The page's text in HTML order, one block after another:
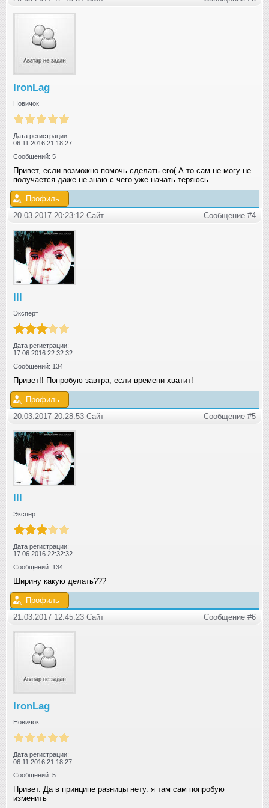
IronLag
Новичок
Дата регистрации:
06.11.2016 21:18:27
Сообщений: 5
Привет, если возможно помочь сделать его( А то сам не могу не
получается даже не знаю с чего уже начать теряюсь.
Профиль
20.03.2017 20:23:12 Сайт
Сообщение #4
lll
Эксперт
Дата регистрации:
17.06.2016 22:32:32
Сообщений: 134
Привет!! Попробую завтра, если времени хватит!
Профиль
20.03.2017 20:28:53 Сайт
Сообщение #5
lll
Эксперт
Дата регистрации:
17.06.2016 22:32:32
Сообщений: 134
Ширину какую делать???
Профиль
21.03.2017 12:45:23 Сайт
Сообщение #6
IronLag
Новичок
Дата регистрации:
06.11.2016 21:18:27
Сообщений: 5
Привет. Да в принципе разницы нету. я там сам попробую
изменить